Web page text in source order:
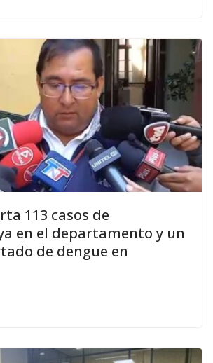
113 casos de
en el departamento y un
de dengue en